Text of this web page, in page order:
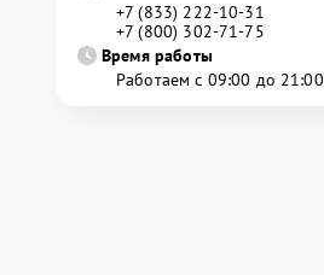
+7 (833) 222-10-31
+7 (800) 302-71-75
Время работы
Работаем с 09:00 до 21:00